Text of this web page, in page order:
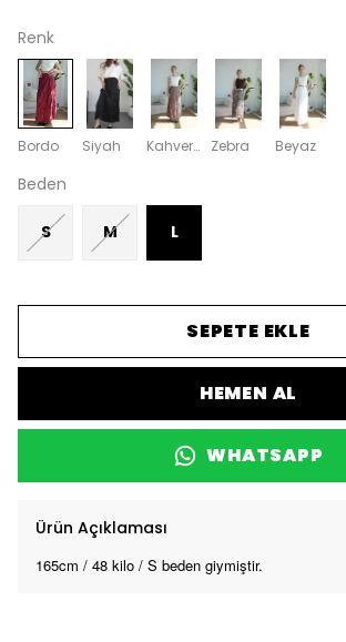
Renk
Bordo Siyah Kahverengi Zebra Beyaz
Beden
S M L
SEPETE EKLE
HEMEN AL
WHATSAPP
Ürün Açıklaması
165cm / 48 kilo / S beden giymiştir.